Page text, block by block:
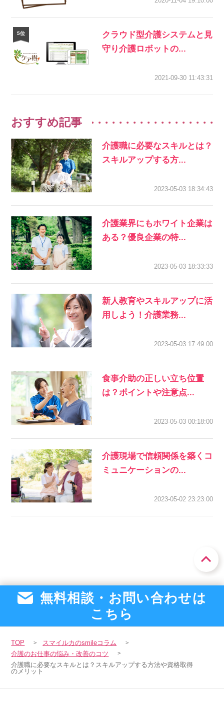
クラウド型介護システムと見
守り介護ロボットの...
2021-09-30 11:43:31
おすすめ記事
介護職に必要なスキルとは？
スキルアップする方...
2023-05-03 18:34:43
介護業界にもホワイト企業は
ある？優良企業の特...
2023-05-03 18:33:33
新人教育やスキルアップに活
用しよう！介護業務...
2023-05-03 17:49:00
食事介助の正しい立ち位置
は？ポイントや注意点...
2023-05-03 00:18:00
介護現場で信頼関係を築くコ
ミュニケーションの...
2023-05-02 23:23:00
無料相談・お問い合わせは
こちら
TOP
スマイルカのsmileコラム
介護のお仕事の悩み・改善のコツ
介護職に必要なスキルとは？スキルアップする方法や資格取得
のメリット